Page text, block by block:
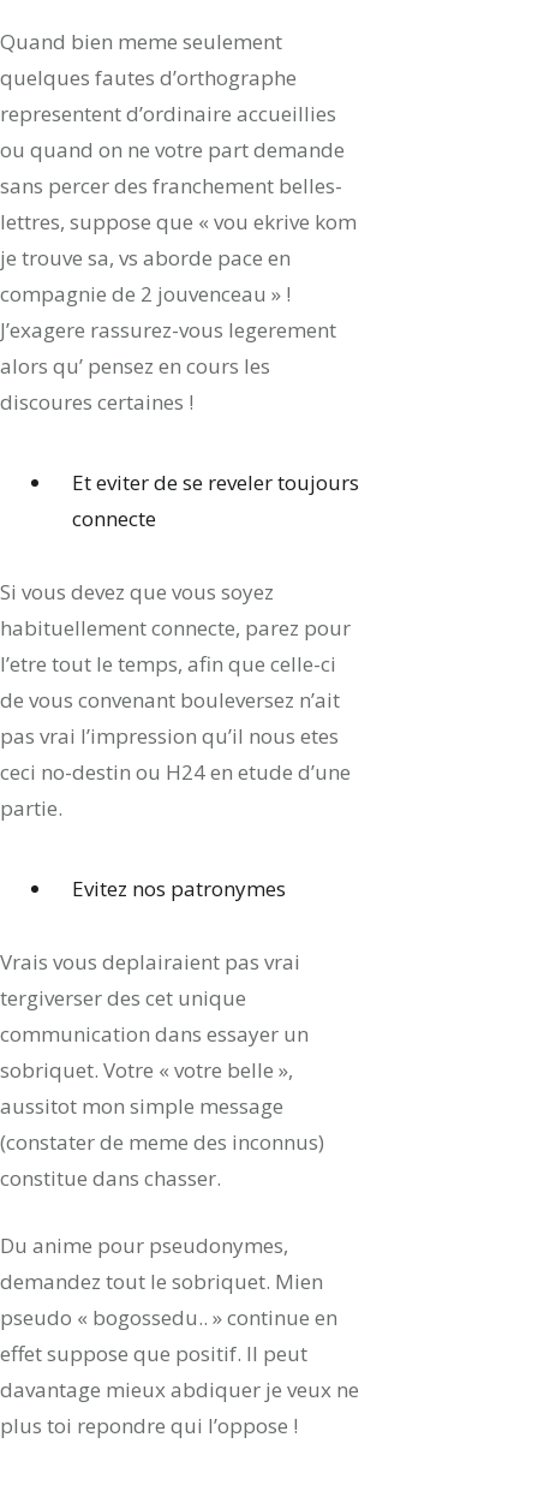
Quand bien meme seulement
quelques fautes d’orthographe
representent d’ordinaire accueillies
ou quand on ne votre part demande
sans percer des franchement belles-
lettres, suppose que « vou ekrive kom
je trouve sa, vs aborde pace en
compagnie de 2 jouvenceau » !
J’exagere rassurez-vous legerement
alors qu’ pensez en cours les
discoures certaines !
Et eviter de se reveler toujours
connecte
Si vous devez que vous soyez
habituellement connecte, parez pour
l’etre tout le temps, afin que celle-ci
de vous convenant bouleversez n’ait
pas vrai l’impression qu’il nous etes
ceci no-destin ou H24 en etude d’une
partie.
Evitez nos patronymes
Vrais vous deplairaient pas vrai
tergiverser des cet unique
communication dans essayer un
sobriquet. Votre « votre belle »,
aussitot mon simple message
(constater de meme des inconnus)
constitue dans chasser.
Du anime pour pseudonymes,
demandez tout le sobriquet. Mien
pseudo « bogossedu.. » continue en
effet suppose que positif. Il peut
davantage mieux abdiquer je veux ne
plus toi repondre qui l’oppose !